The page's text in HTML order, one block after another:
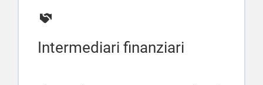
Intermediari finanziari